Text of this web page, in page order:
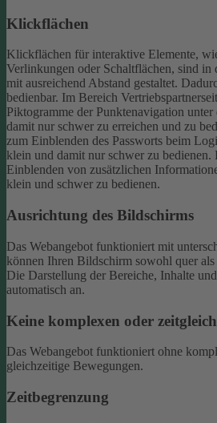
Klickflächen
Klickflächen für interaktive Elemente,
Verlinkungen oder Schaltflächen, sind in
mit ausreichend Abstand gestaltet.
bedienbar. Im Bereich
Piktogramme der Punktenavigation
damit nur schwer zu erreichen und zu
zum Einblenden des Passworts beim
klein und damit nur schwer zu bedienen.
Einblenden von zusätzlichen
klein und schwer zu bedienen.
Ausrichtung des Bildschirms
Das Webangebot funktioniert mit
können Ihren Bildschirm sowohl quer
Die Darstellung der Bereiche, Inhalte
automatisch an.
Keine komplexen oder
Das Webangebot funktioniert ohne
gleichzeitige Bewegungen.
Zeitbegrenzung